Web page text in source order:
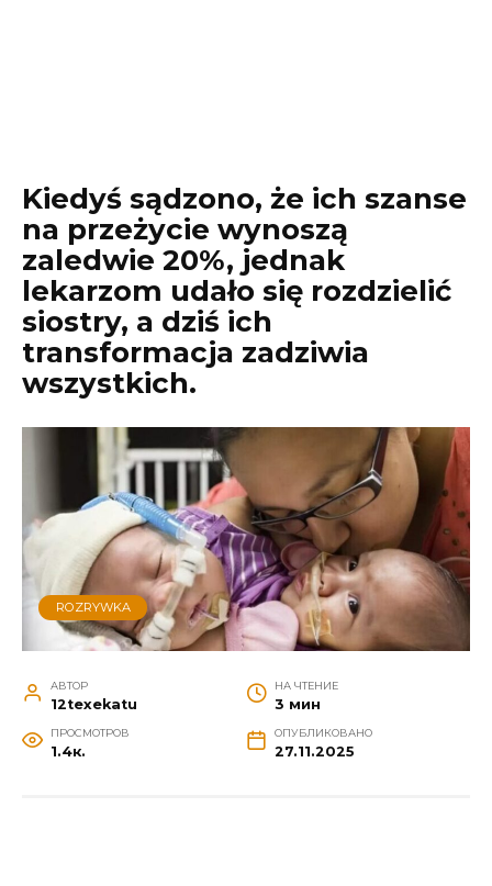
Kiedyś sądzono, że ich szanse
na przeżycie wynoszą
zaledwie 20%, jednak
lekarzom udało się rozdzielić
siostry, a dziś ich
transformacja zadziwia
wszystkich.
ROZRYWKA
АВТОР
12texekatu
НА ЧТЕНИЕ
3 мин
ПРОСМОТРОВ
1.4к.
ОПУБЛИКОВАНО
27.11.2025